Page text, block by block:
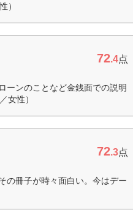
）
72.4点
ーンのことなど金銭面での説明
女性）
72.3点
の冊子が時々面白い。今はデー